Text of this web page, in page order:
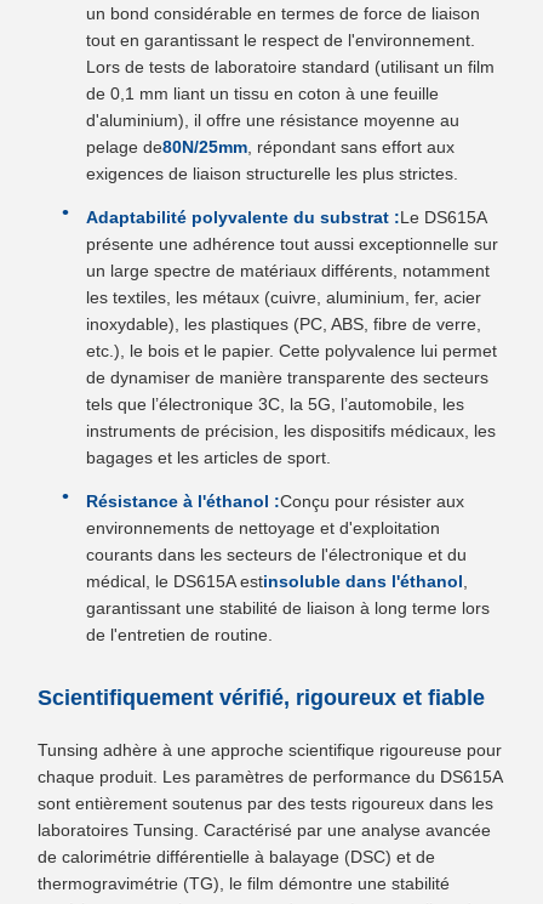
un bond considérable en termes de force de liaison
tout en garantissant le respect de l'environnement.
Lors de tests de laboratoire standard (utilisant un film
de 0,1 mm liant un tissu en coton à une feuille
d'aluminium), il offre une résistance moyenne au
pelage de80N/25mm , répondant sans effort aux
exigences de liaison structurelle les plus strictes.
Adaptabilité polyvalente du substrat :Le DS615A
présente une adhérence tout aussi exceptionnelle sur
un large spectre de matériaux différents, notamment
les textiles, les métaux (cuivre, aluminium, fer, acier
inoxydable), les plastiques (PC, ABS, fibre de verre,
etc.), le bois et le papier. Cette polyvalence lui permet
de dynamiser de manière transparente des secteurs
tels que l’électronique 3C, la 5G, l’automobile, les
instruments de précision, les dispositifs médicaux, les
bagages et les articles de sport.
Résistance à l'éthanol :Conçu pour résister aux
environnements de nettoyage et d'exploitation
courants dans les secteurs de l'électronique et du
médical, le DS615A estinsoluble dans l'éthanol
garantissant une stabilité de liaison à long terme lors
de l'entretien de routine.
Scientifiquement vérifié, rigoureux et fiable
Tunsing adhère à une approche scientifique rigoureuse pour
chaque produit. Les paramètres de performance du DS615A
sont entièrement soutenus par des tests rigoureux dans les
laboratoires Tunsing. Caractérisé par une analyse avancée
de calorimétrie différentielle à balayage (DSC) et de
thermogravimétrie (TG), le film démontre une stabilité